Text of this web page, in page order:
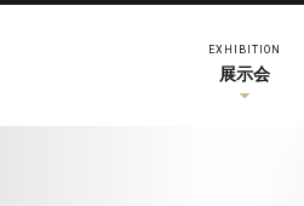
EXHIBITION
展示会